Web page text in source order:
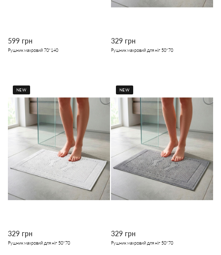
599 грн
Рушник махровий 70*140
329 грн
Рушник махровий для ніг 50*70
NEW
329 грн
Рушник махровий для ніг 50*70
NEW
329 грн
Рушник махровий для ніг 50*70